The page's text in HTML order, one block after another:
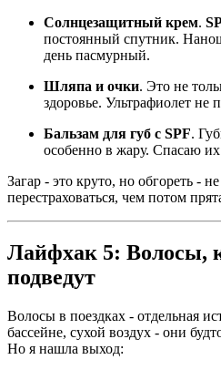
Солнцезащитный крем.
постоянный спутник.
день пасмурный.
Шляпа и очки. Это не
здоровье. Ультрафиолет не
Бальзам для губ с SPF.
особенно в жару. Спасаю
Загар - это круто, но обгореть -
перестраховаться, чем потом
Лайфхак 5: Волосы,
подведут
Волосы в поездках - отдельная
бассейне, сухой воздух - они
Но я нашла выход: